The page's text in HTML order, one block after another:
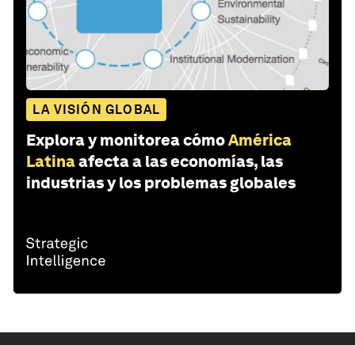
LA VISIÓN GLOBAL
Explora y monitorea cómoAmérica
Latinaafecta a las economías, las
industrias y los problemas globales